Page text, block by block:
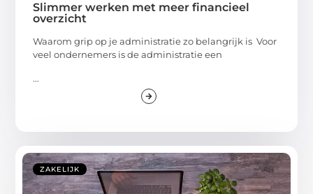
Slimmer werken met meer financieel
overzicht
Waarom grip op je administratie zo belangrijk is Voor
veel ondernemers is de administratie een
...
ZAKELIJK